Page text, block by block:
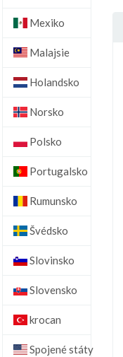
Mexiko
Malajsie
Holandsko
Norsko
Polsko
Portugalsko
Rumunsko
Švédsko
Slovinsko
Slovensko
krocan
Spojené státy